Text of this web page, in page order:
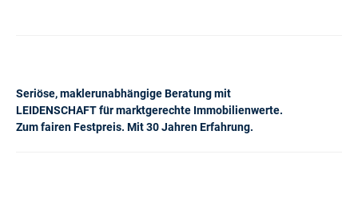
Seriöse, maklerunabhängige Beratung mit
LEIDENSCHAFT für marktgerechte Immobilienwerte.
Zum fairen Festpreis. Mit 30 Jahren Erfahrung.